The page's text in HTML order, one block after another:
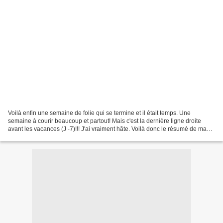
Voilà enfin une semaine de folie qui se termine et il était temps. Une
semaine à courir beaucoup et partout! Mais c'est la dernière ligne droite
avant les vacances (J -7)!!! J'ai vraiment hâte. Voilà donc le résumé de ma